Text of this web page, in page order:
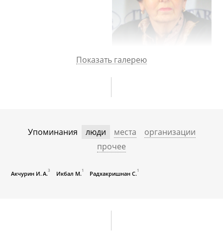
Показать галерею
Упоминания люди места
организации
прочее
Акчурин И. А.3 Икбал М. 1 Радхакришнан С. 1